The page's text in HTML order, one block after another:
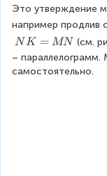
ra
c
{
M
C
M
N
}
{
Это утверждение
например продлив
N
K
=
NK = MN (см.
–
самостоятельно.